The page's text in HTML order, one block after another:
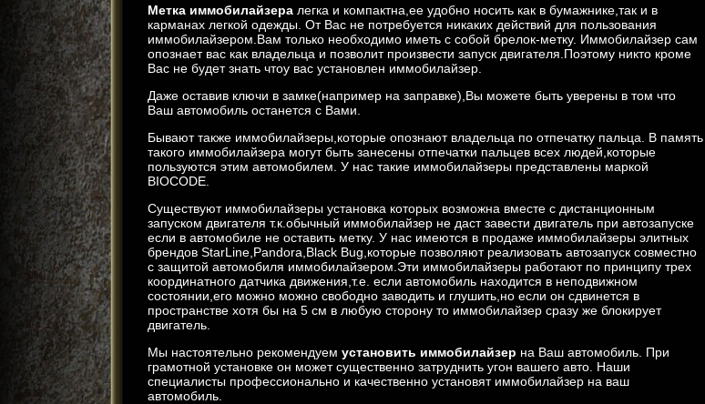
Метка иммобилайзера легка и компактна,ее удобно носить как в бумажнике,так и в
карманах легкой одежды. От Вас не потребуется никаких действий для пользования
иммобилайзером.Вам только необходимо иметь с собой брелок-метку. Иммобилайзер сам
опознает вас как владельца и позволит произвести запуск двигателя.Поэтому никто кроме
Вас не будет знать чтоу вас установлен иммобилайзер.
Даже оставив ключи в замке(например на заправке),Вы можете быть уверены в том что
Ваш автомобиль останется с Вами.
Бывают также иммобилайзеры,которые опознают владельца по отпечатку пальца. В память
такого иммобилайзера могут быть занесены отпечатки пальцев всех людей,которые
пользуются этим автомобилем. У нас такие иммобилайзеры представлены маркой
BIOCODE.
Существуют иммобилайзеры установка которых возможна вместе с дистанционным
запуском двигателя т.к.обычный иммобилайзер не даст завести двигатель при автозапуске
если в автомобиле не оставить метку. У нас имеются в продаже иммобилайзеры элитных
брендов StarLine,Pandora,Black Bug,которые позволяют реализовать автозапуск совместно
с защитой автомобиля иммобилайзером.Эти иммобилайзеры работают по принципу трех
координатного датчика движения,т.е. если автомобиль находится в неподвижном
состоянии,его можно можно свободно заводить и глушить,но если он сдвинется в
пространстве хотя бы на 5 см в любую сторону то иммобилайзер сразу же блокирует
двигатель.
Мы настоятельно рекомендуем установить иммобилайзер на Ваш автомобиль. При
грамотной установке он может существенно затруднить угон вашего авто. Наши
специалисты профессионально и качественно установят иммобилайзер на ваш
автомобиль.